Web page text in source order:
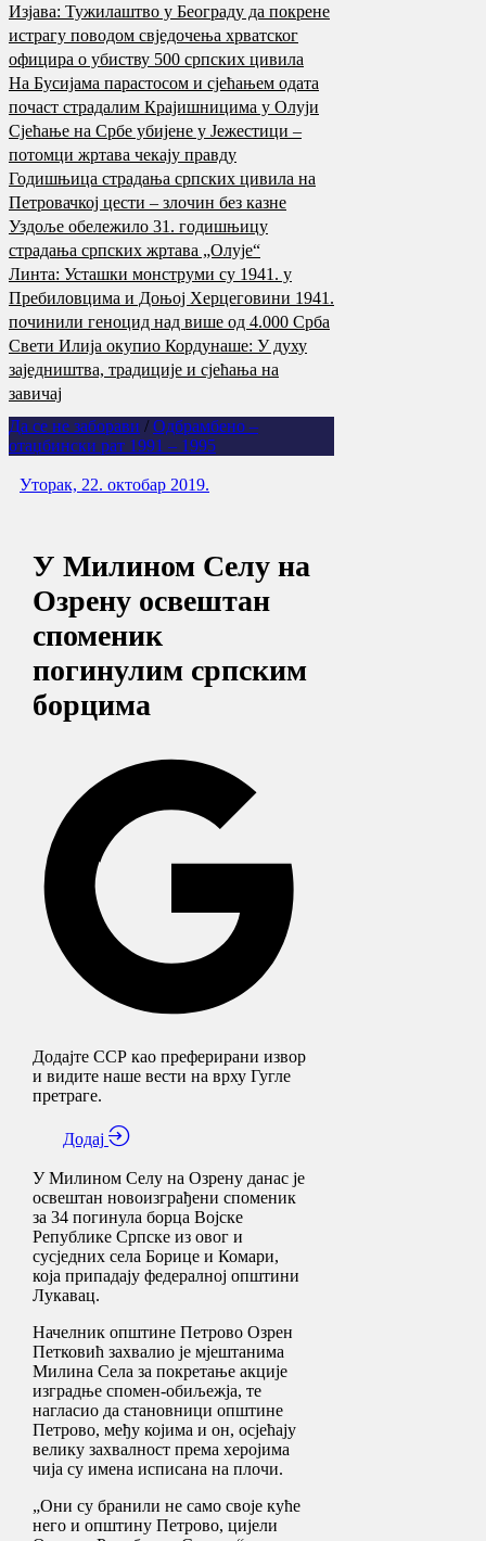
Изјава: Тужилаштво у Београду да покрене
истрагу поводом свједочења хрватског
официра о убиству 500 српских цивила
На Бусијама парастосом и сјећањем одата
почаст страдалим Крајишницима у Олуји
Сјећање на Србе убијене у Јежестици –
потомци жртава чекају правду
Годишњица страдања српских цивила на
Петровачкој цести – злочин без казне
Уздоље обележило 31. годишњицу
страдања српских жртава „Олује“
Линта: Усташки монструми су 1941. у
Пребиловцима и Доњој Херцеговини 1941.
починили геноцид над више од 4.000 Срба
Свети Илија окупио Кордунаше: У духу
заједништва, традиције и сјећања на
завичај
Да се не заборави / Одбрамбено –
отаџбински рат 1991 – 1995
Уторак, 22. октобар 2019.
У Милином Селу на
Озрену освештан
споменик
погинулим српским
борцима
Додајте ССР као преферирани извор
и видите наше вести на врху Гугле
претраге.
Додај
У Милином Селу на Озрену данас је
освештан новоизграђени споменик
за 34 погинула борца Војске
Републике Српске из овог и
сусједних села Борице и Комари,
која припадају федералној општини
Лукавац.
Начелник општине Петрово Озрен
Петковић захвалио је мјештанима
Милина Села за покретање акције
изградње спомен-обиљежја, те
нагласио да становници општине
Петрово, међу којима и он, осјећају
велику захвалност према херојима
чија су имена исписана на плочи.
„Они су бранили не само своје куће
него и општину Петрово, цијели